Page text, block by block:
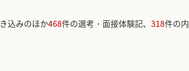
込みのほか468件の選考・面接体験記、 318件の内